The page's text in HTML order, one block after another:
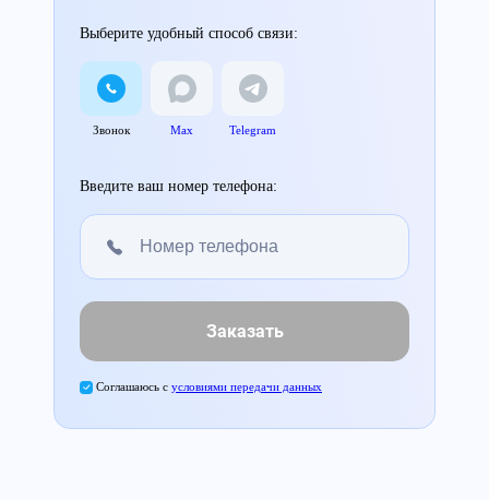
Выберите удобный способ связи:
Звонок Max Telegram
Введите ваш номер телефона:
Заказать
Соглашаюсь с условиями передачи данных